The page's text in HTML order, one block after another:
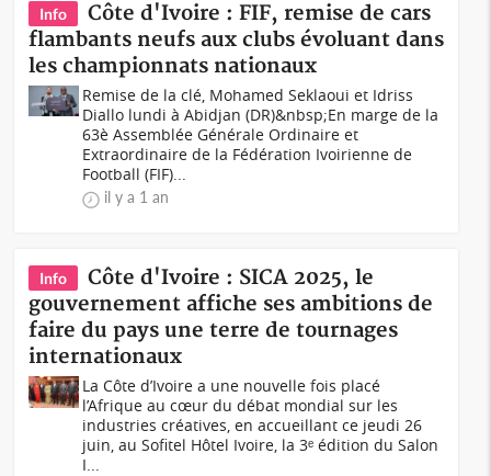
Info
Côte d'Ivoire : FIF, remise de cars
flambants neufs aux clubs évoluant dans
les championnats nationaux
Remise de la clé, Mohamed Seklaoui et Idriss
Diallo lundi à Abidjan (DR)&nbsp;En marge de la
63è Assemblée Générale Ordinaire et
Extraordinaire de la Fédération Ivoirienne de
Football (FIF)...
il y a 1 an
Info
Côte d'Ivoire : SICA 2025, le
gouvernement affiche ses ambitions de
faire du pays une terre de tournages
internationaux
La Côte d’Ivoire a une nouvelle fois placé
l’Afrique au cœur du débat mondial sur les
industries créatives, en accueillant ce jeudi 26
juin, au Sofitel Hôtel Ivoire, la 3ᵉ édition du Salon
I...